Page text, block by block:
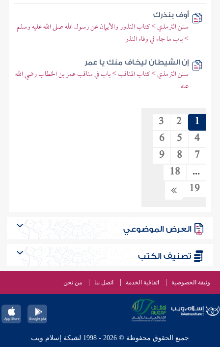
أوف بنذرك
سنن الترمذي > كتاب النذور والأيمان عن رسول الله صلى الله عليه وسلم
> باب ما جاء في وفاء النذر
إن الشيطان ليخاف منك يا عمر
سنن الترمذي > كتاب المناقب > باب في مناقب عمر بن الخطاب رضي الله
عنه
1
2
3
4
5
6
7
8
9
...
18
19
العرض الموضوعي
تصنيف الكتب
وثيقة الخصوصية اتفاقية الخدمة اتصل بنا من نحن
جميع الحقوق محفوظة © 2026 - 1998 لشبكة إسلام ويب